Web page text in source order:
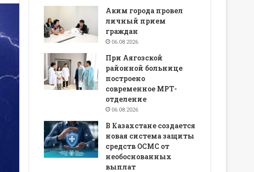
Аким города провел
личный прием
граждан
06.08.2026
При Аягозской
районной больнице
построено
современное МРТ-
отделение
06.08.2026
В Казахстане создается
новая система защиты
средств ОСМС от
необоснованных
выплат